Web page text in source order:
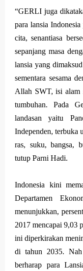
“GERLI juga
para lansia
cita, senantiasa
sepanjang masa
lansia yang
sementara sesama
Allah SWT, isi alam
tumbuhan. Pada
landasan yaitu
Independen, terbuka
ras, suku, bangsa,
tutup Parni Hadi.
Indonesia kini
Departamen
menunjukkan,
2017 mencapai 9,03
ini diperkirakan
di tahun 2035.
berharap para